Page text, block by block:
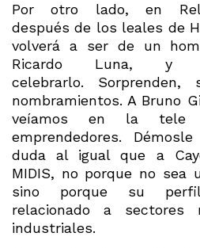
Por otro lado, en
después de los leales de
volverá a ser de un
Ricardo Luna,
celebrarlo. Sorprenden,
nombramientos. A Bruno
veíamos en la
emprendedores.
duda al igual que a
MIDIS, no porque no sea
sino porque su
relacionado a sectores
industriales.